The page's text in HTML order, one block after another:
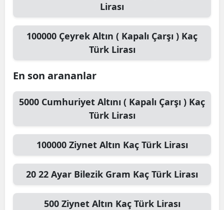
Lirası
100000 Çeyrek Altın ( Kapalı Çarşı ) Kaç
Türk Lirası
En son arananlar
5000 Cumhuriyet Altını ( Kapalı Çarşı ) Kaç
Türk Lirası
100000 Ziynet Altın Kaç Türk Lirası
20 22 Ayar Bilezik Gram Kaç Türk Lirası
500 Ziynet Altın Kaç Türk Lirası